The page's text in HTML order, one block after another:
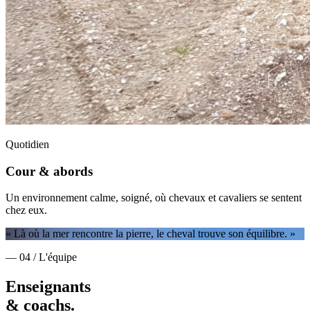
Quotidien
Cour & abords
Un environnement calme, soigné, où chevaux et cavaliers se sentent
chez eux.
« Là où la mer rencontre la pierre, le cheval trouve son équilibre. »
— 04 / L'équipe
Enseignants
& coachs.